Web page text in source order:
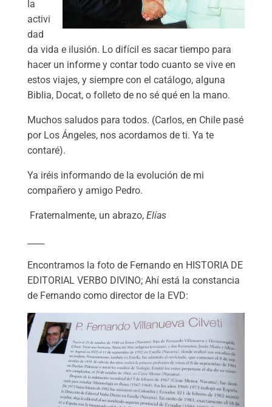
la
activi
dad
da vida e ilusión. Lo difícil es sacar tiempo para
hacer un informe y contar todo cuanto se vive en
estos viajes, y siempre con el catálogo, alguna
Biblia, Docat, o folleto de no sé qué en la mano.
Muchos saludos para todos. (Carlos, en Chile pasé
por Los Ángeles, nos acordamos de ti. Ya te
contaré).
Ya iréis informando de la evolución de mi
compañero y amigo Pedro.
Fraternalmente, un abrazo, Elías
Encontramos la foto de Fernando en HISTORIA DE
EDITORIAL VERBO DIVINO; Ahí está la constancia
de Fernando como director de la EVD: